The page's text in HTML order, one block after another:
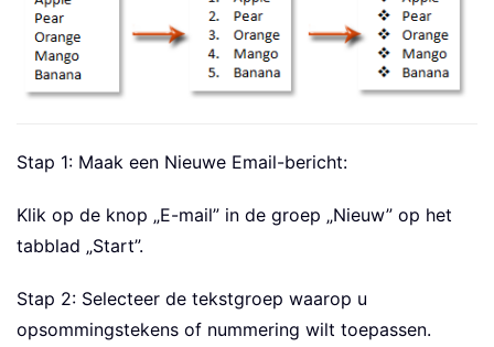
Stap 1: Maak een Nieuwe Email-bericht:
Klik op de knop „E-mail” in de groep „Nieuw” op het
tabblad „Start”.
Stap 2: Selecteer de tekstgroep waarop u
opsommingstekens of nummering wilt toepassen.